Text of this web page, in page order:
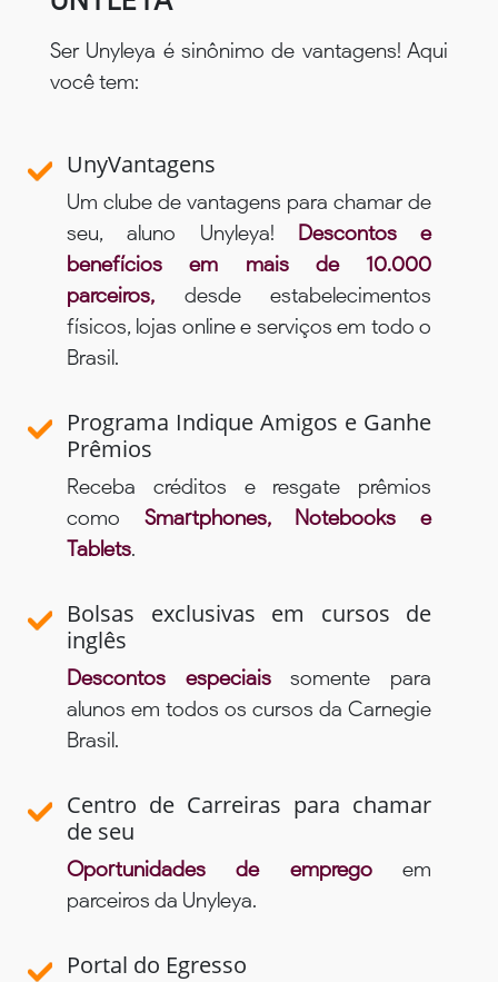
Ser Unyleya é sinônimo de vantagens! Aqui
você tem:
UnyVantagens
Um clube de vantagens para chamar de
seu, aluno Unyleya! Descontos e
benefícios em mais de 10.000
parceiros, desde estabelecimentos
físicos, lojas online e serviços em todo o
Brasil.
Programa Indique Amigos e Ganhe
Prêmios
Receba créditos e resgate prêmios
como Smartphones, Notebooks e
Tablets.
Bolsas exclusivas em cursos de
inglês
Descontos especiaissomente para
alunos em todos os cursos da Carnegie
Brasil.
Centro de Carreiras para chamar
de seu
Oportunidades de empregoem
parceiros da Unyleya.
Portal do Egresso